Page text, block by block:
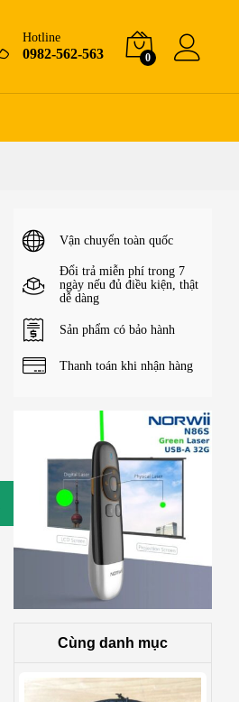
Hotline
0982-562-563 0
Vận chuyển toàn quốc
Đổi trả miễn phí trong 7
ngày nếu đủ điều kiện, thật
dễ dàng
Sản phẩm có bảo hành
Thanh toán khi nhận hàng
Cùng danh mục